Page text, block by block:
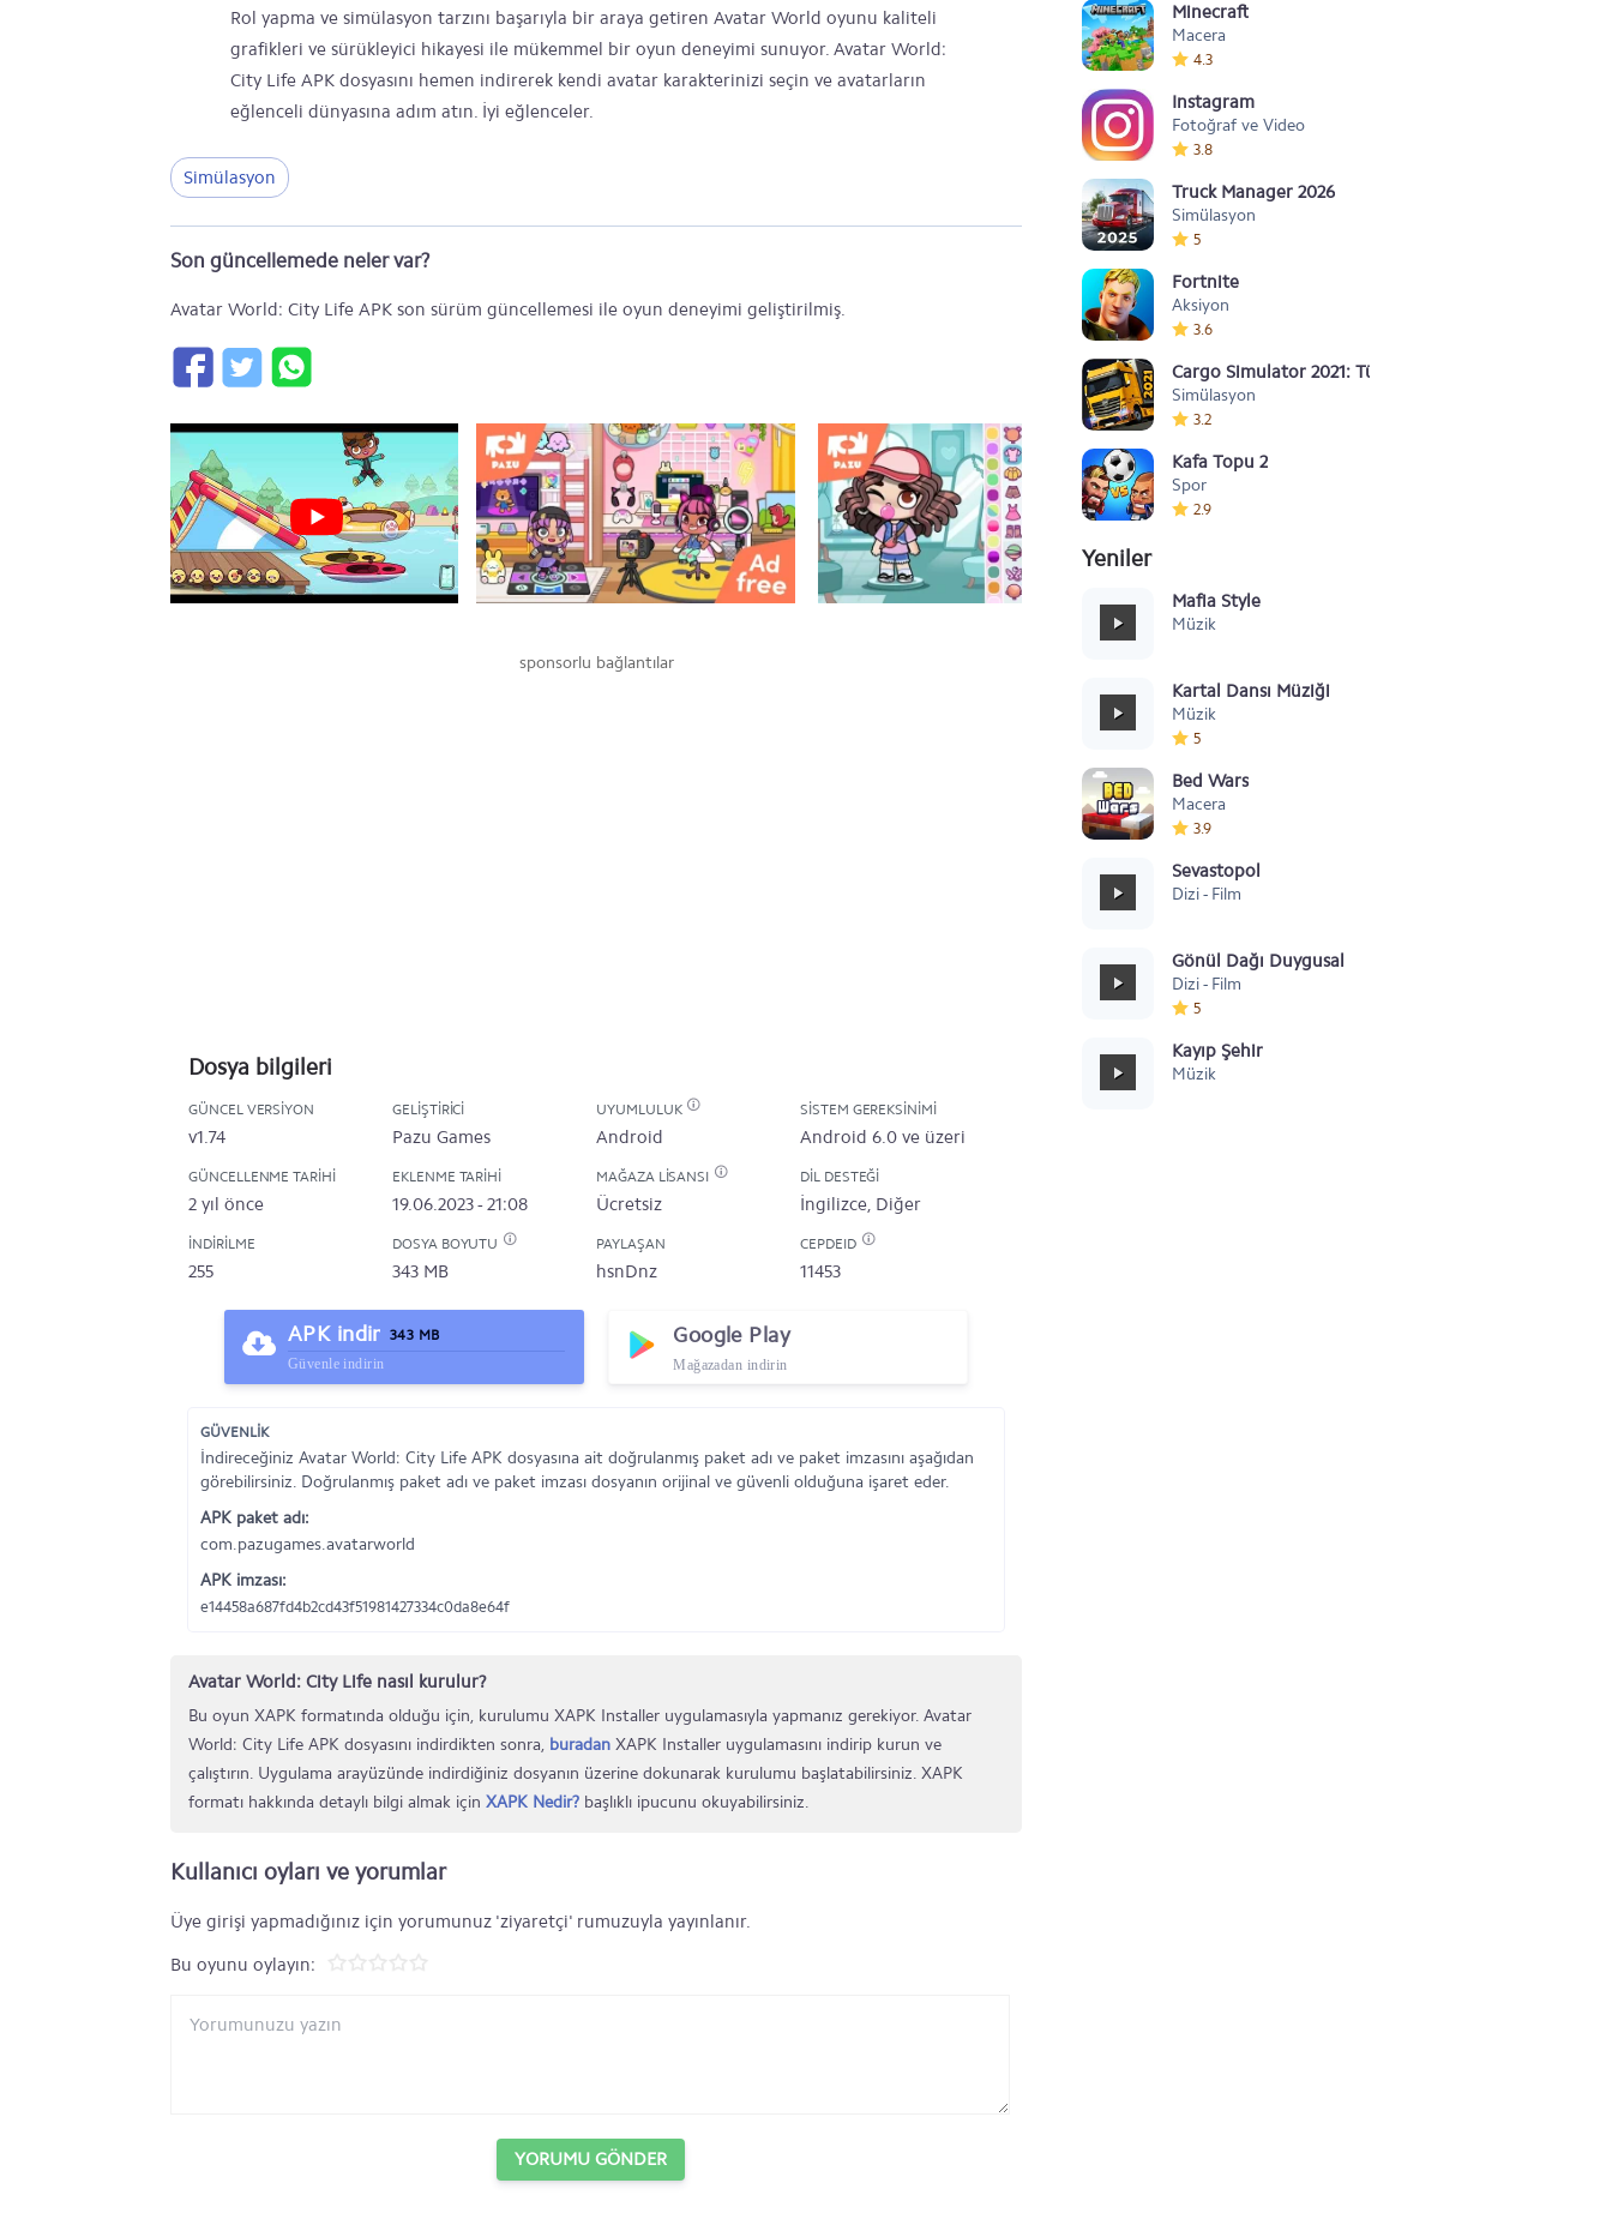
Rol yapma ve simülasyon tarzını başarıyla bir araya getiren Avatar World oyunu kaliteli
grafikleri ve sürükleyici hikayesi ile mükemmel bir oyun deneyimi sunuyor. Avatar World:
City Life APK dosyasını hemen indirerek kendi avatar karakterinizi seçin ve avatarların
eğlenceli dünyasına adım atın. İyi eğlenceler.
Simülasyon
Son güncellemede neler var?
Avatar World: City Life APK son sürüm güncellemesi ile oyun deneyimi geliştirilmiş.
sponsorlu bağlantılar
Dosya bilgileri
GÜNCEL VERSIYON
v1.74
GELIŞTIRICI
Pazu Games
UYUMLULUK
Android
SISTEM GEREKSINIMI
Android 6.0 ve üzeri
GÜNCELLENME TARIHI
2 yıl önce
EKLENME TARIHI
19.06.2023 - 21:08
MAĞAZA LISANSI
Ücretsiz
DIL DESTEĞI
İngilizce, Diğer
İNDIRILME
255
DOSYA BOYUTU
343 MB
PAYLAŞAN
hsnDnz
CEPDEID
11453
APK indir 343 MB
Güvenle indirin
Google Play
Mağazadan indirin
GÜVENLİK
İndireceğiniz Avatar World: City Life APK dosyasına ait doğrulanmış paket adı ve paket imzasını aşağıdan
görebilirsiniz. Doğrulanmış paket adı ve paket imzası dosyanın orijinal ve güvenli olduğuna işaret eder.
APK paket adı:
com.pazugames.avatarworld
APK imzası:
e14458a687fd4b2cd43f51981427334c0da8e64f
Avatar World: City Life nasıl kurulur?
Bu oyun XAPK formatında olduğu için, kurulumu XAPK Installer uygulamasıyla yapmanız gerekiyor. Avatar
World: City Life APK dosyasını indirdikten sonra, buradan XAPK Installer uygulamasını indirip kurun ve
çalıştırın. Uygulama arayüzünde indirdiğiniz dosyanın üzerine dokunarak kurulumu başlatabilirsiniz. XAPK
formatı hakkında detaylı bilgi almak için XAPK Nedir? başlıklı ipucunu okuyabilirsiniz.
Minecraft
Macera
4.3
Instagram
Fotoğraf ve Video
3.8
Truck Manager 2026
Simülasyon
5
Fortnite
Aksiyon
3.6
Cargo Simulator 2021: Türkiye
Simülasyon
3.2
Kafa Topu 2
Spor
2.9
Yeniler
Mafia Style
Müzik
Kartal Dansı Müziği
Müzik
5
Bed Wars
Macera
3.9
Sevastopol
Dizi - Film
Gönül Dağı Duygusal
Dizi - Film
5
Kayıp Şehir
Müzik
Kullanıcı oyları ve yorumlar
Üye girişi yapmadığınız için yorumunuz 'ziyaretçi' rumuzuyla yayınlanır.
Bu oyunu oylayın:
YORUMU GÖNDER